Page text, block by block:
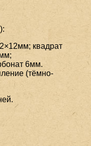
квадрат
6мм.
(тёмно-